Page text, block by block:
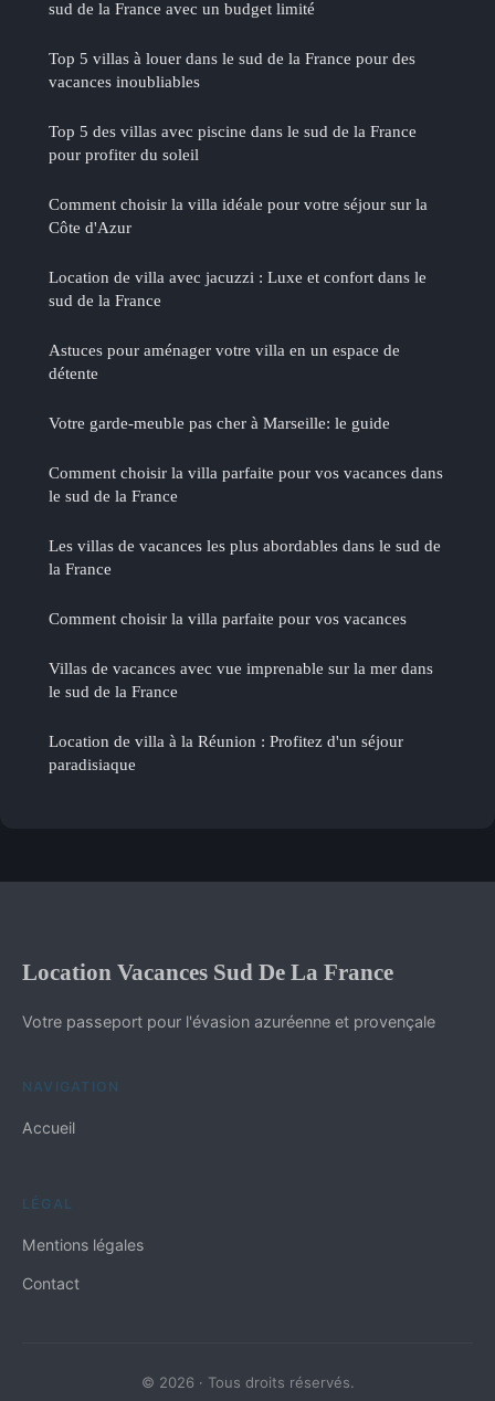
sud de la France avec un budget limité
Top 5 villas à louer dans le sud de la France pour des
vacances inoubliables
Top 5 des villas avec piscine dans le sud de la France
pour profiter du soleil
Comment choisir la villa idéale pour votre séjour sur la
Côte d'Azur
Location de villa avec jacuzzi : Luxe et confort dans le
sud de la France
Astuces pour aménager votre villa en un espace de
détente
Votre garde-meuble pas cher à Marseille: le guide
Comment choisir la villa parfaite pour vos vacances dans
le sud de la France
Les villas de vacances les plus abordables dans le sud de
la France
Comment choisir la villa parfaite pour vos vacances
Villas de vacances avec vue imprenable sur la mer dans
le sud de la France
Location de villa à la Réunion : Profitez d'un séjour
paradisiaque
Location Vacances Sud De La France
Votre passeport pour l'évasion azuréenne et provençale
NAVIGATION
Accueil
LÉGAL
Mentions légales
Contact
© 2026 · Tous droits réservés.